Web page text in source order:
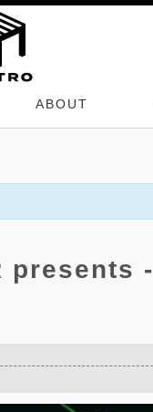
ABOUT
presents -